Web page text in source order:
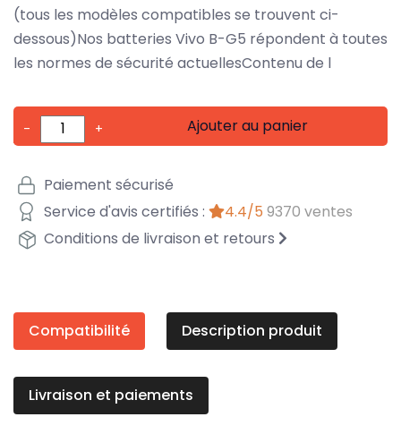
(tous les modèles compatibles se trouvent ci-
dessous)Nos batteries Vivo B-G5 répondent à toutes
les normes de sécurité actuellesContenu de l
- + Ajouter au panier
Paiement sécurisé
Service d'avis certifiés :
4.4/5 9370 ventes
Conditions de livraison et retours
Compatibilité Description produit
Livraison et paiements